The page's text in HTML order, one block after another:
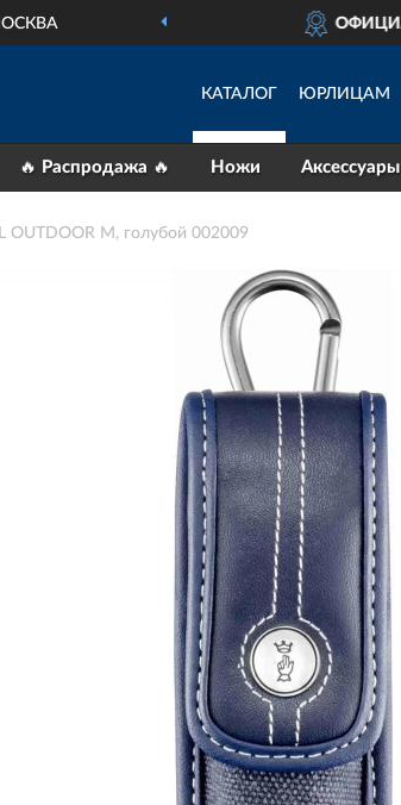
ДИЛЕР OPINEL
КАТАЛОГ ЮРЛИЦАМ
🔥 Распродажа 🔥 Ножи Аксессуары
OUTDOOR M, голубой 002009